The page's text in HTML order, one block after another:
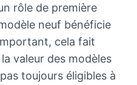
rôle de première
neuf bénéficie
cela fait
valeur des modèles
toujours éligibles à